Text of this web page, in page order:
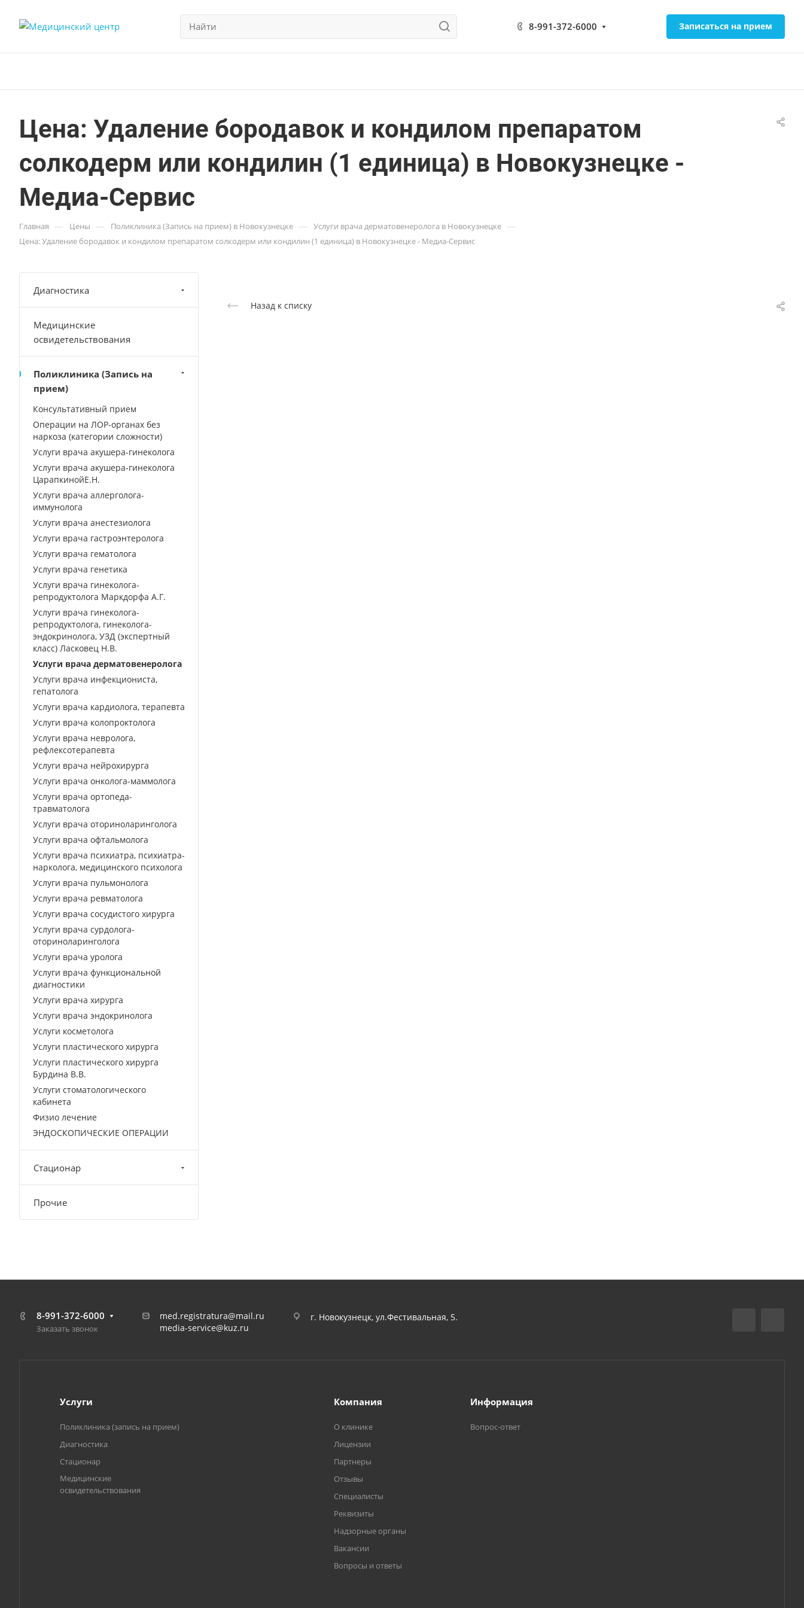
8-991-372-6000 Записаться на прием
Цена: Удаление бородавок и кондилом препаратом
солкодерм или кондилин (1 единица) в Новокузнецке -
Медиа-Сервис
Главная — Цены — Поликлиника (Запись на прием) в Новокузнецке — Услуги врача дерматовенеролога в Новокузнецке —
Цена: Удаление бородавок и кондилом препаратом солкодерм или кондилин (1 единица) в Новокузнецке - Медиа-Сервис
Назад к списку
Диагностика
Медицинские
освидетельствования
Поликлиника (Запись на
прием)
Консультативный прием
Операции на ЛОР-органах без
наркоза (категории сложности)
Услуги врача акушера-гинеколога
Услуги врача акушера-гинеколога
ЦарапкинойЕ.Н.
Услуги врача аллерголога-
иммунолога
Услуги врача анестезиолога
Услуги врача гастроэнтеролога
Услуги врача гематолога
Услуги врача генетика
Услуги врача гинеколога-
репродуктолога Маркдорфа А.Г.
Услуги врача гинеколога-
репродуктолога, гинеколога-
эндокринолога, УЗД (экспертный
класс) Ласковец Н.В.
Услуги врача дерматовенеролога
Услуги врача инфекциониста,
гепатолога
Услуги врача кардиолога, терапевта
Услуги врача колопроктолога
Услуги врача невролога,
рефлексотерапевта
Услуги врача нейрохирурга
Услуги врача онколога-маммолога
Услуги врача ортопеда-
травматолога
Услуги врача оториноларинголога
Услуги врача офтальмолога
Услуги врача психиатра, психиатра-
нарколога, медицинского психолога
Услуги врача пульмонолога
Услуги врача ревматолога
Услуги врача сосудистого хирурга
Услуги врача сурдолога-
оториноларинголога
Услуги врача уролога
Услуги врача функциональной
диагностики
Услуги врача хирурга
Услуги врача эндокринолога
Услуги косметолога
Услуги пластического хирурга
Услуги пластического хирурга
Бурдина В.В.
Услуги стоматологического
кабинета
Физио лечение
ЭНДОСКОПИЧЕСКИЕ ОПЕРАЦИИ
Стационар
Прочие
8-991-372-6000
Заказать звонок
med.registratura@mail.ru
media-service@kuz.ru
г. Новокузнецк, ул.Фестивальная, 5.
Услуги
Поликлиника (запись на прием)
Диагностика
Стационар
Медицинские
освидетельствования
Компания
О клинике
Лицензии
Партнеры
Отзывы
Специалисты
Реквизиты
Надзорные органы
Вакансии
Вопросы и ответы
Информация
Вопрос-ответ